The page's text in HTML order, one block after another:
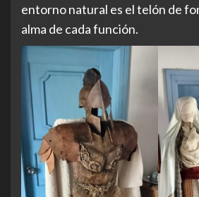
entorno natural es el telón de
alma de cada función.